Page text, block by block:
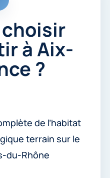
à Aix-
?
de l’habitat
terrain sur le
du-Rhône